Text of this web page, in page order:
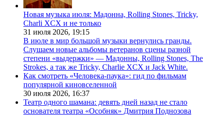
Новая музыка июля: Мадонна, Rolling Stones, Tricky,
Charli XCX и не только
31 июля 2026, 19:15
В июле в мир большой музыки вернулись гранды.
Слушаем новые альбомы ветеранов сцены разной
степени «выдержки» — Мадонны, Rolling Stones, The
Strokes, а так же Tricky, Charlie XCX и Jack White.
Как смотреть «Человека-паука»: гид по фильмам
популярной киновселенной
30 июля 2026, 16:37
Театр одного шамана: девять дней назад не стало
основателя театра «Особняк» Дмитрия Поднозова